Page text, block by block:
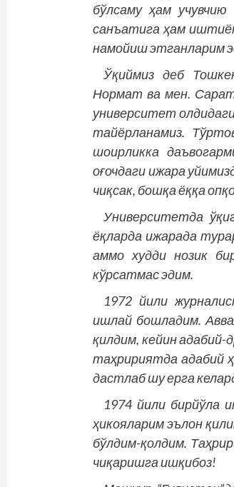
бўлсаму ҳам
санъатига ҳам
намойиш этганларим
Ўқиймиз деб
Нормат ва мен.
университет
тайёрланамиз.
шоирликка
оғочдаги ижара
чиқсак, бошқа ёққа
Университетда
ёқларда ижарада
аммо худди нозик
кўрсатмас эдим.
1972 йили
ишлай бошладим.
қилдим, кейин
таҳририятда адабий
дастлаб шу ерга
1974 йили бирйўла
ҳикояларим эълон
бўлдим-қолдим.
чиқаришга ишқибоз!